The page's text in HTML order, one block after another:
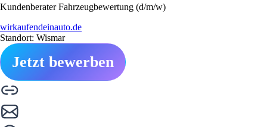
Kundenberater Fahrzeugbewertung (d/m/w)
wirkaufendeinauto.de
Standort: Wismar
Jetzt bewerben